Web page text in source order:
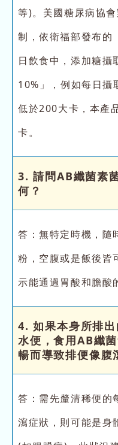
等)。美國糖尿病協
制，依衛福部發布的
日飲食中，添加糖攝
10%」，例如每日
低於200大卡，本產
卡。
3. 請問AB纖菌素
何？
答：無特定時機，隨
粉，空腹或是飯後皆
示能通過胃酸和膽酸
4. 如果本身所排出
水便，食用AB纖
暢而導致排便像腹
答：需先釐清稀便的
瀉症狀，則可能是身